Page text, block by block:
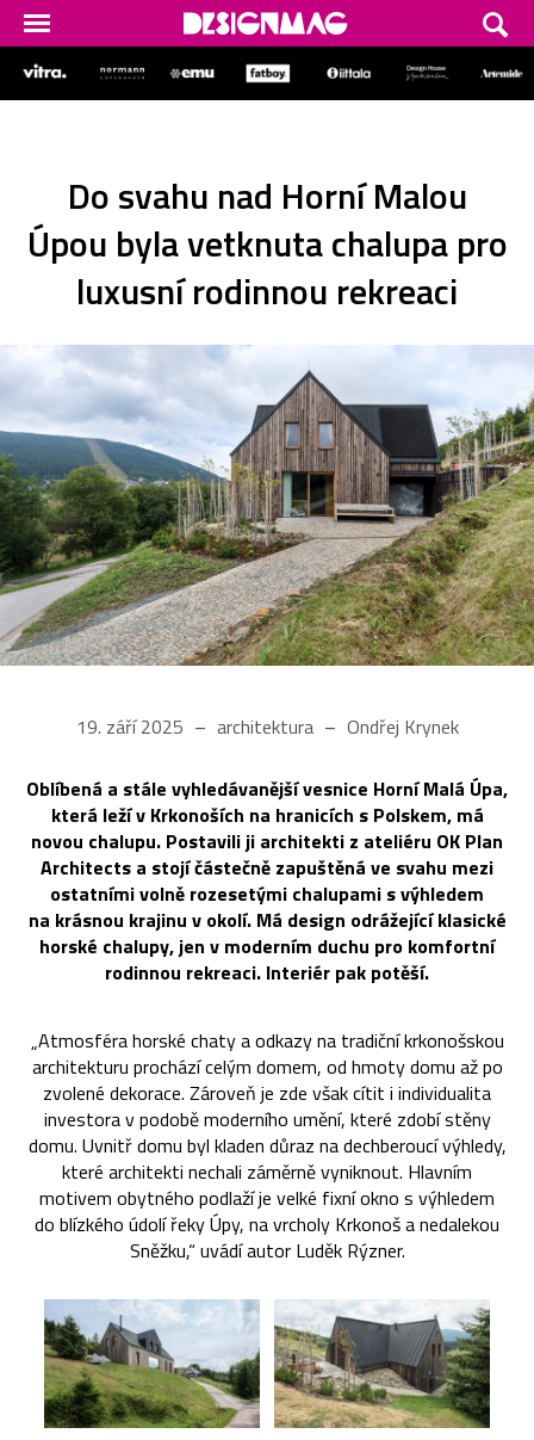
Do svahu nad Horní Malou
Úpou byla vetknuta chalupa pro
luxusní rodinnou rekreaci
19. září 2025 architektura Ondřej Krynek
Oblíbená a stále vyhledávanější vesnice Horní Malá Úpa,
která leží v Krkonoších na hranicích s Polskem, má
novou chalupu. Postavili ji architekti z ateliéru OK Plan
Architects a stojí částečně zapuštěná ve svahu mezi
ostatními volně rozesetými chalupami s výhledem
na krásnou krajinu v okolí. Má design odrážející klasické
horské chalupy, jen v moderním duchu pro komfortní
rodinnou rekreaci. Interiér pak potěší.
„Atmosféra horské chaty a odkazy na tradiční krkonošskou
architekturu prochází celým domem, od hmoty domu až po
zvolené dekorace. Zároveň je zde však cítit i individualita
investora v podobě moderního umění, které zdobí stěny
domu. Uvnitř domu byl kladen důraz na dechberoucí výhledy,
které architekti nechali záměrně vyniknout. Hlavním
motivem obytného podlaží je velké fixní okno s výhledem
do blízkého údolí řeky Úpy, na vrcholy Krkonoš a nedalekou
Sněžku,“ uvádí autor Luděk Rýzner.